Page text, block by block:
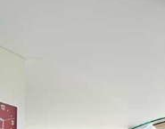
vivir sensaciones